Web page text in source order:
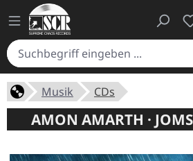
Musik CDs
AMON AMARTH ·